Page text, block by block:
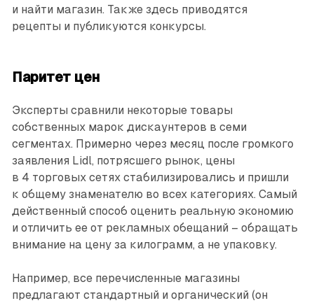
и найти магазин. Также здесь приводятся
рецепты и публикуются конкурсы.
Паритет цен
Эксперты сравнили некоторые товары
собственных марок дискаунтеров в семи
сегментах. Примерно через месяц после громкого
заявления Lidl, потрясшего рынок, цены
в 4 торговых сетях стабилизировались и пришли
к общему знаменателю во всех категориях. Самый
действенный способ оценить реальную экономию
и отличить ее от рекламных обещаний – обращать
внимание на цену за килограмм, а не упаковку.
Например, все перечисленные магазины
предлагают стандартный и органический (он